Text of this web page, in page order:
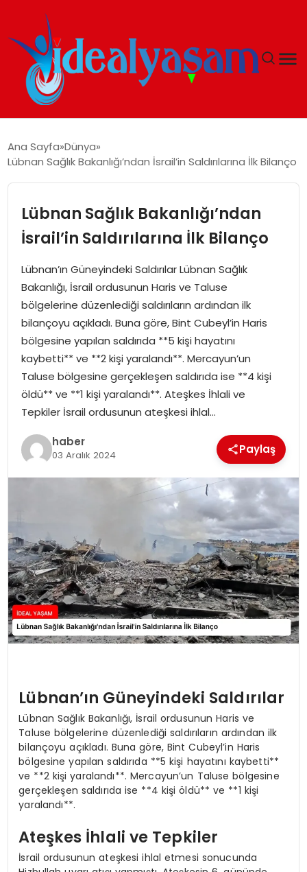
GÜNDEM
EKONOMI
İDEAL YAŞAM
İDEAL SPOR
YAŞAM
MAGAZIN
SAĞLIK
SOSYAL HABER
Ana Sayfa Dünya
Lübnan Sağlık Bakanlığı’ndan İsrail’in Saldırılarına İlk Bilanço
Lübnan Sağlık Bakanlığı’ndan
İsrail’in Saldırılarına İlk Bilanço
Lübnan’ın Güneyindeki Saldırılar Lübnan Sağlık
Bakanlığı, İsrail ordusunun Haris ve Taluse
bölgelerine düzenlediği saldırıların ardından ilk
bilançoyu açıkladı. Buna göre, Bint Cubeyl’in Haris
bölgesine yapılan saldırıda **5 kişi hayatını
kaybetti** ve **2 kişi yaralandı**. Mercayun’un
Taluse bölgesine gerçekleşen saldırıda ise **4 kişi
öldü** ve **1 kişi yaralandı**. Ateşkes İhlali ve
Tepkiler İsrail ordusunun ateşkesi ihlal…
haber
03 Aralık 2024 Paylaş
Lübnan’ın Güneyindeki Saldırılar
Lübnan Sağlık Bakanlığı, İsrail ordusunun Haris ve
Taluse bölgelerine düzenlediği saldırıların ardından ilk
bilançoyu açıkladı. Buna göre, Bint Cubeyl’in Haris
bölgesine yapılan saldırıda **5 kişi hayatını kaybetti**
ve **2 kişi yaralandı**. Mercayun’un Taluse bölgesine
gerçekleşen saldırıda ise **4 kişi öldü** ve **1 kişi
yaralandı**.
Ateşkes İhlali ve Tepkiler
İsrail ordusunun ateşkesi ihlal etmesi sonucunda